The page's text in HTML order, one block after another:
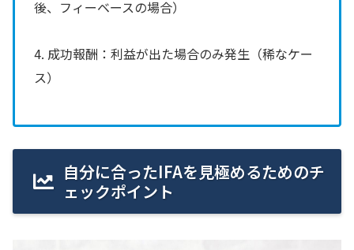
後、フィーベースの場合）
4. 成功報酬：利益が出た場合のみ発生（稀なケー
ス）
自分に合ったIFAを見極めるためのチ
ェックポイント